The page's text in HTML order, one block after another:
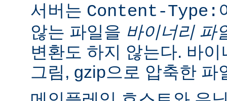
서버는 Content-Type:
않는 파일을 바이너리 파
변환도 하지 않는다. 바
그림, gzip으로 압축한 파